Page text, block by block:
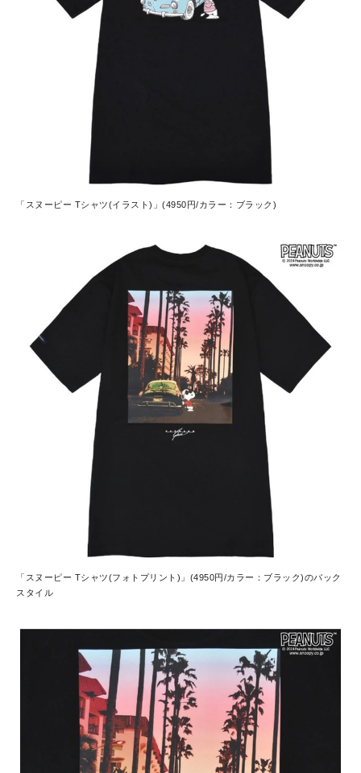
「スヌーピー Tシャツ(イラスト)」(4950円/カラー：ブラック)
「スヌーピー Tシャツ(フォトプリント)」(4950円/カラー：ブラック)のバック
スタイル